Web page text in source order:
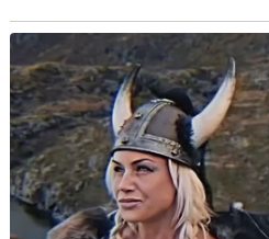
artigos